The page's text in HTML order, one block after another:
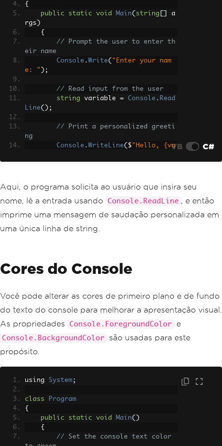
{
public
static void Main( string
a
rgs )
{
// Prompt the user to enter th
eir name
Console . Write( "Enter your nam
e: " );
// Read input from the user
string variable = Console . Read
Line();
// Print a personalized greeti
ng
Console . WriteLine( $ "Hello, {vaVB C#
Aqui, o programa solicita ao usuário que insira seu
nome, lê a entrada usando Console.ReadLine , e então
imprime uma mensagem de saudação personalizada em
uma única linha de string.
Cores do Console
Você pode alterar as cores de primeiro plano e de fundo
do texto do console para melhorar a apresentação visual.
As propriedades
Console.ForegroundColor e
Console.BackgroundColor
são usadas para este
propósito.
using System;
class
Program
{
public
static void Main()
{
// Set the console text color